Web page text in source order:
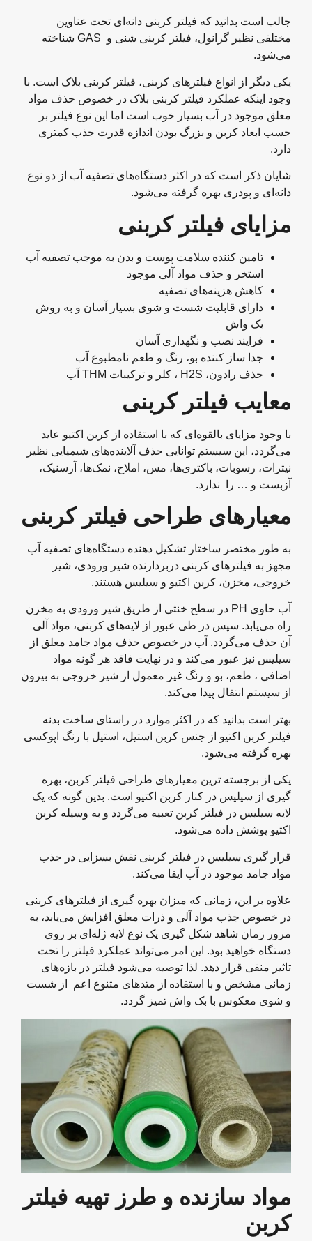
جالب است بدانید که فیلتر کربنی دانه‌ای تحت عناوین
مختلفی نظیر گرانول، فیلتر کربنی شنی و GAS شناخته
می‌شود.
یکی دیگر از انواع فیلترهای کربنی، فیلتر کربنی بلاک است. با
وجود اینکه عملکرد فیلتر کربنی بلاک در خصوص حذف مواد
معلق موجود در آب بسیار خوب است اما این نوع فیلتر بر
حسب ابعاد کربن و بزرگ بودن اندازه قدرت جذب کمتری
دارد.
شایان ذکر است که در اکثر دستگاه‌های تصفیه آب از دو نوع
دانه‌ای و پودری بهره گرفته می‌شود.
مزایای فیلتر کربنی
تامین کننده سلامت پوست و بدن به موجب تصفیه آب
استخر و حذف مواد آلی موجود
کاهش هزینه‌های تصفیه
دارای قابلیت شست و شوی بسیار آسان و به روش
بک واش
فرایند نصب و نگهداری آسان
جدا ساز کننده بو، رنگ و طعم نامطبوع آب
حذف رادون، H2S ، کلر و ترکیبات THM آب
معایب فیلتر کربنی
با وجود مزایای بالقوه‌ای که با استفاده از کربن اکتیو عاید
می‌گردد، این سیستم توانایی حذف آلاینده‌های شیمیایی نظیر
نیترات، رسوبات، باکتری‌ها، مس، املاح، نمک‌ها، آرسنیک،
آزبست و … را ندارد.
معیارهای طراحی فیلتر کربنی
به طور مختصر ساختار تشکیل دهنده دستگاه‌های تصفیه آب
مجهز به فیلترهای کربنی دربردارنده شیر ورودی، شیر
خروجی، مخزن، کربن اکتیو و سیلیس هستند.
آب حاوی PH در سطح خنثی از طریق شیر ورودی به مخزن
راه می‌یابد. سپس در طی عبور از لایه‌های کربنی، مواد آلی
آن حذف می‌گردد. آب در خصوص حذف مواد جامد معلق از
سیلیس نیز عبور می‌کند و در نهایت فاقد هر گونه مواد
اضافی ، طعم، بو و رنگ غیر معمول از شیر خروجی به بیرون
از سیستم انتقال پیدا می‌کند.
بهتر است بدانید که در اکثر موارد در راستای ساخت بدنه
فیلتر کربن اکتیو از جنس کربن استیل، استیل با رنگ اپوکسی
بهره گرفته می‌شود.
یکی از برجسته ترین معیارهای طراحی فیلتر کربن، بهره
گیری از سیلیس در کنار کربن اکتیو است. بدین گونه که یک
لایه سیلیس در فیلتر کربن تعبیه می‌گردد و به وسیله کربن
اکتیو پوشش داده می‌شود.
قرار گیری سیلیس در فیلتر کربنی نقش بسزایی در جذب
مواد جامد موجود در آب ایفا می‌کند.
علاوه بر این، زمانی که میزان بهره گیری از فیلترهای کربنی
در خصوص جذب مواد آلی و ذرات معلق افزایش می‌یابد، به
مرور زمان شاهد شکل گیری یک نوع لایه ژله‌ای بر روی
دستگاه خواهید بود. این امر می‌تواند عملکرد فیلتر را تحت
تاثیر منفی قرار دهد. لذا توصیه می‌شود فیلتر در بازه‌های
زمانی مشخص و با استفاده از متدهای متنوع اعم از شست
و شوی معکوس با بک واش تمیز گردد.
مواد سازنده و طرز تهیه فیلتر
کربن